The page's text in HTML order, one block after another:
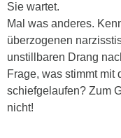
Sie wartet.
Mal was anderes.
überzogenen
unstillbaren Drang
Frage, was stimmt mit
schiefgelaufen? Zum
nicht!